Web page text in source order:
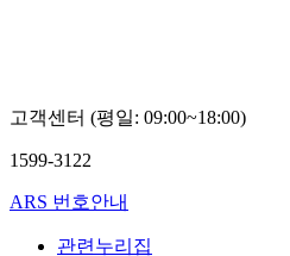
고객센터 (평일: 09:00~18:00)
1599-3122
ARS 번호안내
관련누리집